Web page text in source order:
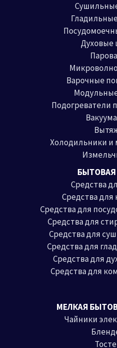
Варочные
Подогреватели
Холодильники и
Средства
Средства
Средства для
Средства для
Средства для
Средства для
Средства для
Средства для
МЕЛКАЯ
Чайники